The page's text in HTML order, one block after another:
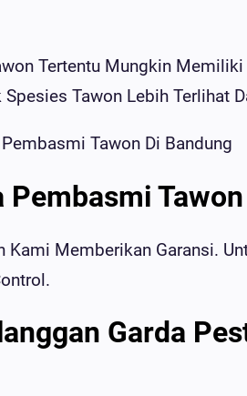
Tertentu Mungkin
Tawon Lebih Terlihat
Kami Memberikan Garansi.
Garda